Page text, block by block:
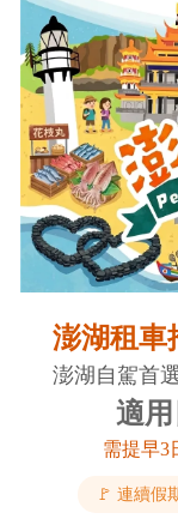
澎湖租車
澎湖自駕首
適
需提早3
🚩 連續假